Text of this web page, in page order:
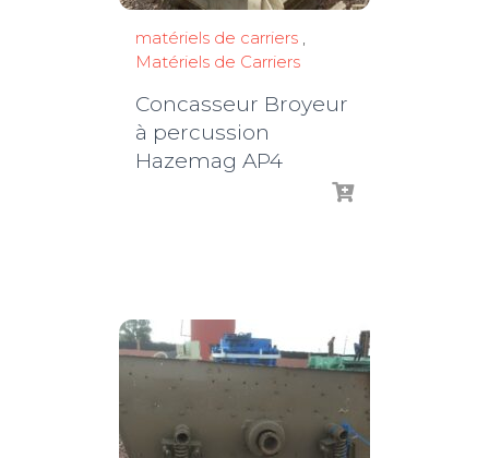
matériels de carriers ,
Matériels de Carriers
Concasseur Broyeur
à percussion
Hazemag AP4